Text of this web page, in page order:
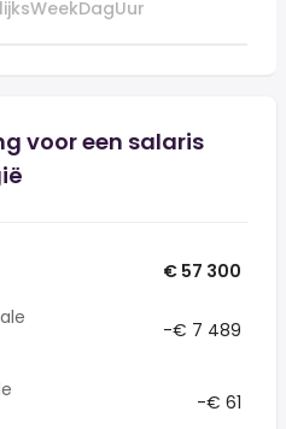
WeekDagUur
voor een salaris
€ 57 300
-€ 7 489
-€ 61